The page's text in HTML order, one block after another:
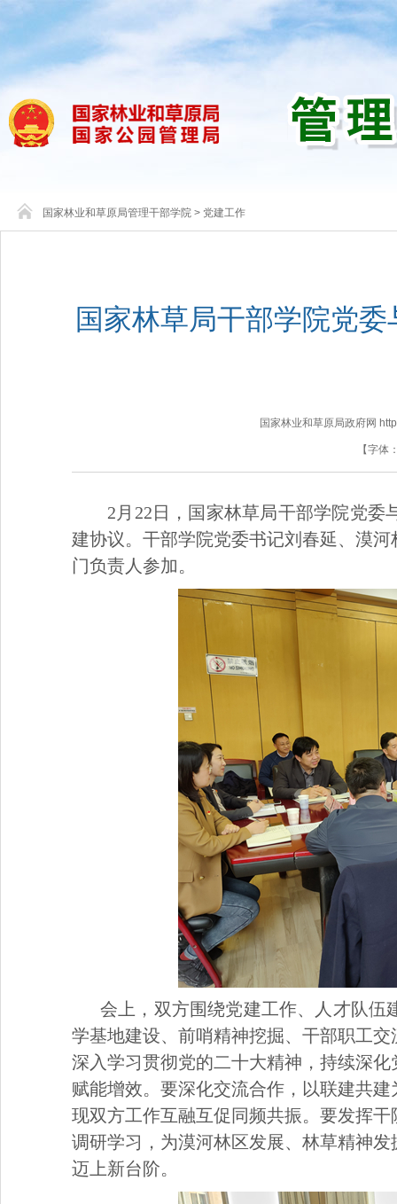
国家林业和草原局管理干部学院 > 党建工作
国家林草局干部学院党
国家林业和草原局政府网
【字体
2月22日，国家林草局干部学院党
建协议。干部学院党委书记刘春延、漠
门负责人参加。
会上，双方围绕党建工作、人才队伍
学基地建设、前哨精神挖掘、干部职工
深入学习贯彻党的二十大精神，持续深
赋能增效。要深化交流合作，以联建共
现双方工作互融互促同频共振。要发挥
调研学习，为漠河林区发展、林草精神
迈上新台阶。